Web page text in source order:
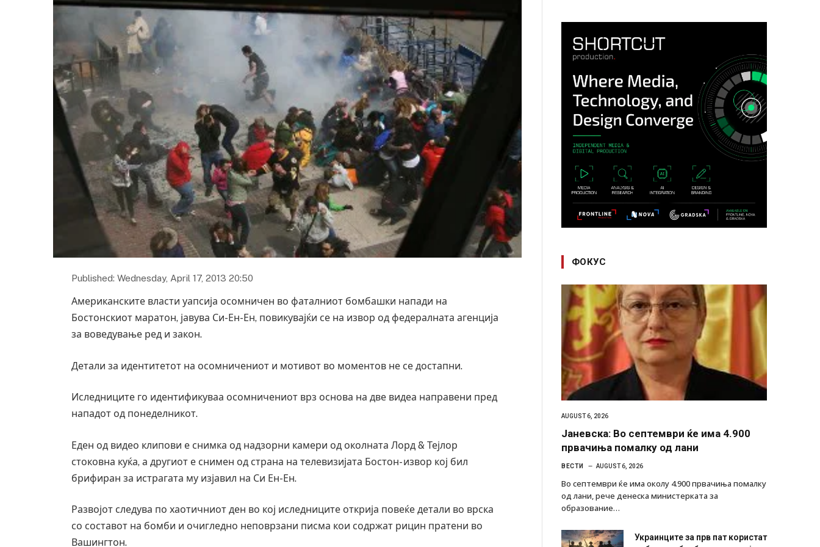
Published: Wednesday, April 17, 2013 20:50
Американските власти уапсија осомничен во фаталниот бомбашки напади на
Бостонскиот маратон, јавува Си-Ен-Ен, повикувајќи се на извор од федералната агенција
за воведување ред и закон.
Детали за идентитетот на осомничениот и мотивот во моментов не се достапни.
Иследниците го идентификуваа осомничениот врз основа на две видеа направени пред
нападот од понеделникот.
Еден од видео клипови е снимка од надзорни камери од околната Лорд & Тејлор
стоковна куќа, а другиот е снимен од страна на телевизијата Бостон- извор кој бил
брифиран за истрагата му изјавил на Си Ен-Ен.
Развојот следува по хаотичниот ден во кој иследниците открија повеќе детали во врска
со составот на бомби и очигледно неповрзани писма кои содржат рицин пратени во
Вашингтон.
ФОКУС
Јаневска: Во септември ќе има 4.900
првачиња помалку од лани
Во септември ќе има околу 4.900 првачиња помалку
од лани, рече денеска министерката за
образование…
Украинците за прв пат користат
роботи во борба: ги спуштија